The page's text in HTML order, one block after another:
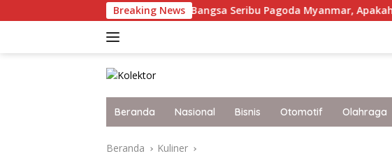
ke
Breaking News
Bangsa Seribu Pagoda Myanmar, Apakah Kamu
Beranda Nasional Bisnis Otomotif Olahraga
Beranda Kuliner